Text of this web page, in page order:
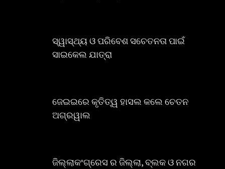
ସ୍ୱାସ୍ଥ୍ୟ ଓ ପରିବେଶ ସଚେତନତା ପାଇଁ
ସାଇକେଲ ଯାତ୍ରା
ଜେଇଇରେ କୃତିତ୍ୱ ହାସଲ କଲେ ଚେତନ
ଅଗ୍ରୱାଲ
ଜିଲ୍ଲାକଂଗ୍ରେସ ର ଜିଲ୍ଲା, ବ୍ଲକ ଓ ନଗର